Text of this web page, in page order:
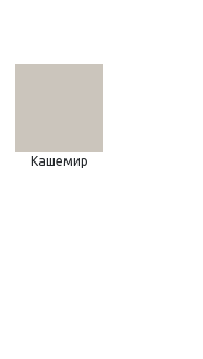
Кашемир